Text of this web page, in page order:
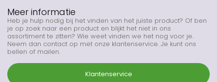
Meer informatie
Heb je hulp nodig bij het vinden van het juiste product? Of ben
je op zoek naar een product en blijkt het niet in ons
assortiment te zitten? Wie weet vinden we het nog voor je.
Neem dan contact op met onze klantenservice. Je kunt ons
bellen of mailen.
Klantenservice